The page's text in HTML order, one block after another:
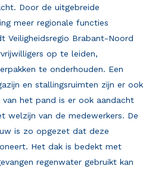
Door de uitgebreide
meer regionale functies
Veiligheidsregio Brabant-Noord
op te leiden,
te onderhouden. Een
en stallingsruimten zijn er ook
het pand is er ook aandacht
welzijn van de medewerkers. De
is zo opgezet dat deze
Het dak is bedekt met
regenwater gebruikt kan